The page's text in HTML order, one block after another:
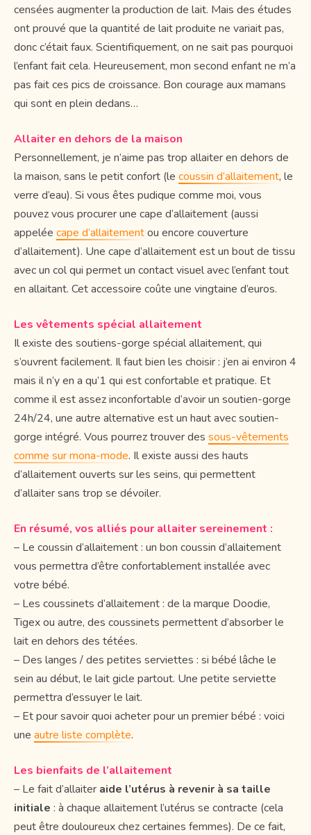
censées augmenter la production de lait. Mais des études
ont prouvé que la quantité de lait produite ne variait pas,
donc c’était faux. Scientifiquement, on ne sait pas pourquoi
l’enfant fait cela. Heureusement, mon second enfant ne m’a
pas fait ces pics de croissance. Bon courage aux mamans
qui sont en plein dedans…
Allaiter en dehors de la maison
Personnellement, je n’aime pas trop allaiter en dehors de
la maison, sans le petit confort (le coussin d’allaitement, le
verre d’eau). Si vous êtes pudique comme moi, vous
pouvez vous procurer une cape d’allaitement (aussi
appelée cape d’allaitementou encore couverture
d’allaitement). Une cape d’allaitement est un bout de tissu
avec un col qui permet un contact visuel avec l’enfant tout
en allaitant. Cet accessoire coûte une vingtaine d’euros.
Les vêtements spécial allaitement
Il existe des soutiens-gorge spécial allaitement, qui
s’ouvrent facilement. Il faut bien les choisir : j’en ai environ 4
mais il n’y en a qu’1 qui est confortable et pratique. Et
comme il est assez inconfortable d’avoir un soutien-gorge
24h/24, une autre alternative est un haut avec soutien-
gorge intégré. Vous pourrez trouver des sous-vêtements
comme sur mona-mode. Il existe aussi des hauts
d’allaitement ouverts sur les seins, qui permettent
d’allaiter sans trop se dévoiler.
En résumé, vos alliés pour allaiter sereinement :
– Le coussin d’allaitement : un bon coussin d’allaitement
vous permettra d’être confortablement installée avec
votre bébé.
– Les coussinets d’allaitement : de la marque Doodie,
Tigex ou autre, des coussinets permettent d’absorber le
lait en dehors des tétées.
– Des langes / des petites serviettes : si bébé lâche le
sein au début, le lait gicle partout. Une petite serviette
permettra d’essuyer le lait.
– Et pour savoir quoi acheter pour un premier bébé : voici
une autre liste complète.
Les bienfaits de l’allaitement
– Le fait d’allaiter aide l’utérus à revenir à sa taille
initiale : à chaque allaitement l’utérus se contracte (cela
peut être douloureux chez certaines femmes). De ce fait,